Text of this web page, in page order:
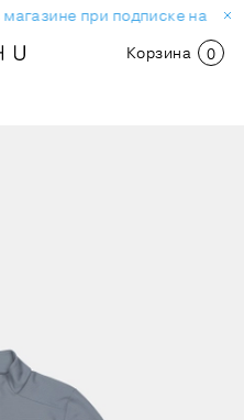
при подписке на
Корзина 0